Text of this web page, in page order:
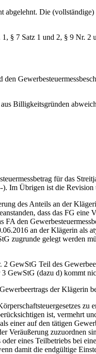
Die (vollständige)
7 Satz 1 und 2, § 9 Nr. 2
Billigkeitsgründen
für das
Im Übrigen ist die Revision
des Anteils an der
dass das FG eine
den
an der Klägerin als
zugrunde gelegt werden
Teil des
GewStG (dazu d) kommt
der Klägerin
zu
ist, vermehrt
einer auf den tätigen
Veräußerung zuzuordnen
eines Teilbetriebs bei
damit die endgültige